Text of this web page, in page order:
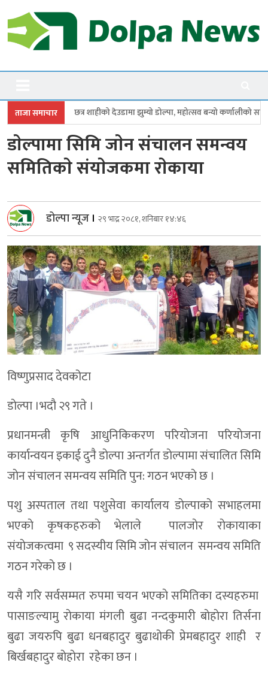
to
content
Dolpanews
ताजा समाचार
देउडामा झुम्यो डोल्पा, महोत्सव बन्यो कर्णालीको सांगीतिक उत्सव
डाेल्पामा सिमि जाेन संचालन समन्वय
समितिकाे संयाेजकमा राेकाया
डोल्पा न्यूज । २९ भाद्र २०८१, शनिबार १४:४६
विष्णुप्रसाद देवकोटा
डाेल्पा ।भदाै २९ गते ।
प्रधानमन्त्री कृषि आधुनिकिकरण परियाेजना परियाेजना
कार्यान्वयन इकाई दुनै डाेल्पा अन्तर्गत डाेल्पामा संचालित सिमि
जाेन संचालन समन्वय समिति पुन: गठन भएकाे छ ।
पशु अस्पताल तथा पशुसेवा कार्यालय डाेल्पाकाे सभाहलमा
भएकाे कृषकहरुकाे भेलाले पालजाेर राेकायाका
संयाेजकत्वमा ९ सदस्यीय सिमि जाेन संचालन समन्वय समिति
गठन गरेकाे छ ।
यसै गरि सर्वसम्मत रुपमा चयन भएकाे समितिका दस्यहरुमा
पासाङल्यामु राेकाया मंगली बुढा नन्दकुमारी बाेहाेरा तिर्सना
बुढा जयरुपि बुढा धनबहादुर बुढाथोकी प्रेमबहादुर शाही र
बिर्खबहादुर बाेहाेरा रहेका छन ।